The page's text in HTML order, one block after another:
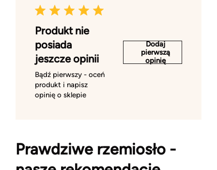
Produkt nie
posiada
jeszcze opinii
Bądź pierwszy - oceń
produkt i napisz
opinię o sklepie
Dodaj
pierwszą
opinię
Prawdziwe rzemiosło -